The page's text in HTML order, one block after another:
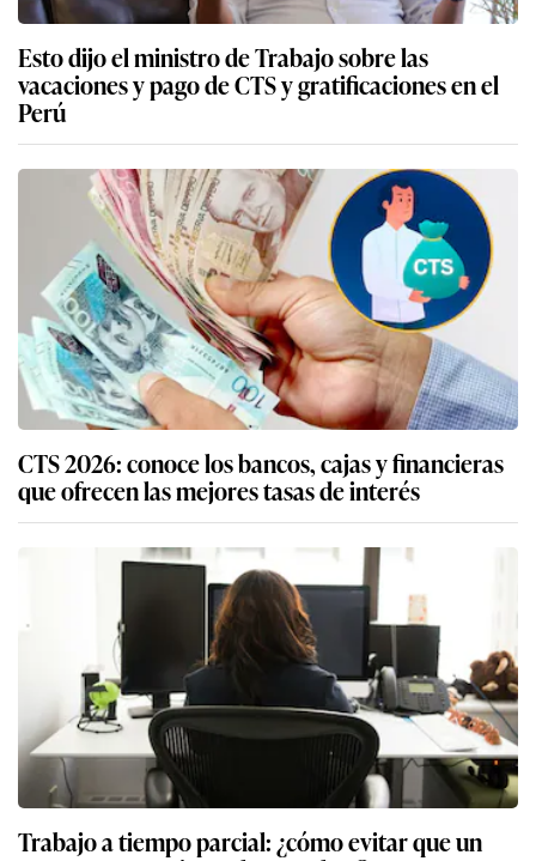
Esto dijo el ministro de Trabajo sobre las
vacaciones y pago de CTS y gratificaciones en el
Perú
CTS 2026: conoce los bancos, cajas y financieras
que ofrecen las mejores tasas de interés
Trabajo a tiempo parcial: ¿cómo evitar que un